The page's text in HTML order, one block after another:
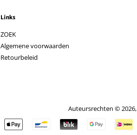
Links
ZOEK
Algemene voorwaarden
Retourbeleid
Auteursrechten © 2026,